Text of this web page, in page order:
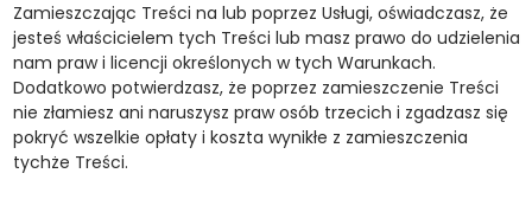
Zamieszczając Treści na lub poprzez Usługi, oświadczasz, że
jesteś właścicielem tych Treści lub masz prawo do udzielenia
nam praw i licencji określonych w tych Warunkach.
Dodatkowo potwierdzasz, że poprzez zamieszczenie Treści
nie złamiesz ani naruszysz praw osób trzecich i zgadzasz się
pokryć wszelkie opłaty i koszta wynikłe z zamieszczenia
tychże Treści.